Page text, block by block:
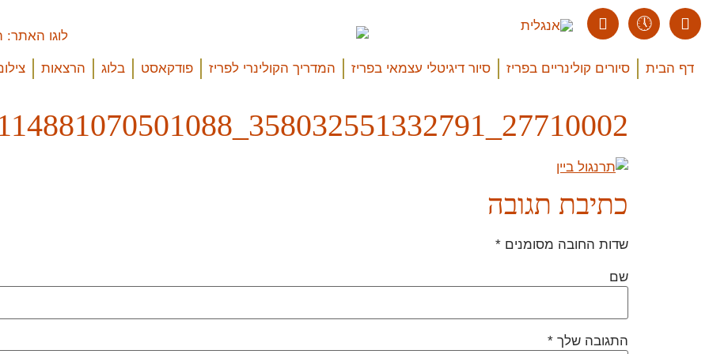
דף הבית סיורים קולינריים בפריז סיור דיגיטלי עצמאי בפריז המדריך הקולינרי לפריז פודקאסט בלוג הרצאות
27710002_358032551332791_1224114881070501088_o
כתיבת תגובה
שדות החובה מסומנים *
שם
התגובה שלך *